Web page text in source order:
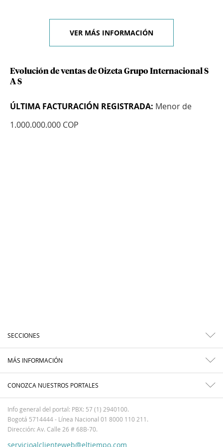
VER MÁS INFORMACIÓN
Evolución de ventas de Oizeta Grupo Internacional S
A S
ÚLTIMA FACTURACIÓN REGISTRADA: Menor de
1.000.000.000 COP
SECCIONES
MÁS INFORMACIÓN
CONOZCA NUESTROS PORTALES
Info general del portal: PBX: 57 (1) 2940100.
Bogotá 5714444 - Línea Nacional 01 8000 110 211.
Dirección: Av. Calle 26 # 68B-70.
servicioalclienteweb@eltiempo.com